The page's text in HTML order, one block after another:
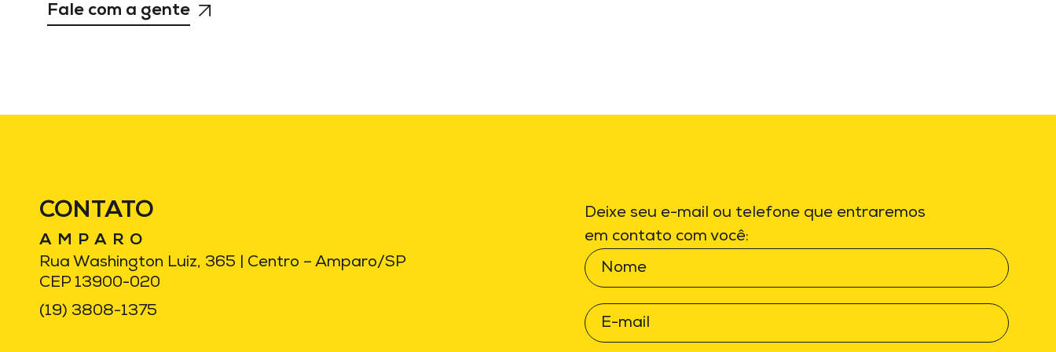
Fale com a gente
CONTATO
AMPARO
Rua Washington Luiz, 365 | Centro – Amparo/SP
CEP 13900-020
(19) 3808-1375
Deixe seu e-mail ou telefone que entraremos
em contato com você: